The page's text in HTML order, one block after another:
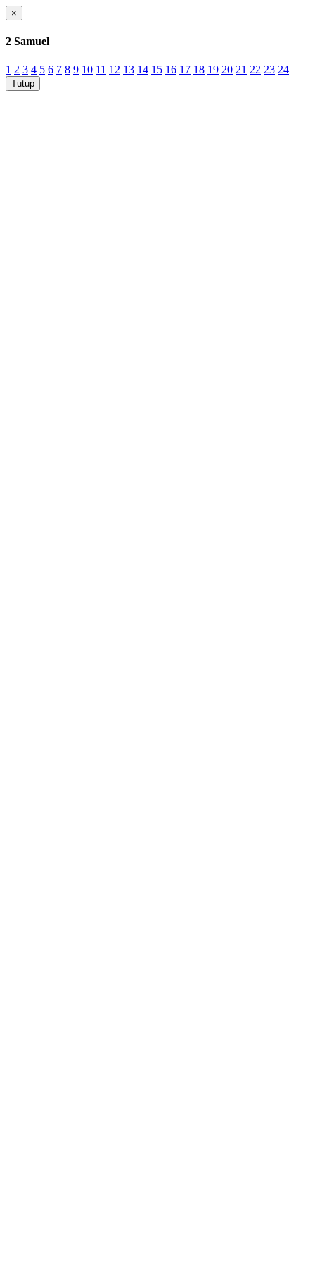
×
2 Samuel
1 2 3 4 5 6 7 8 9 10 11 12 13 14 15 16 17 18 19 20 21 22 23 24
Tutup